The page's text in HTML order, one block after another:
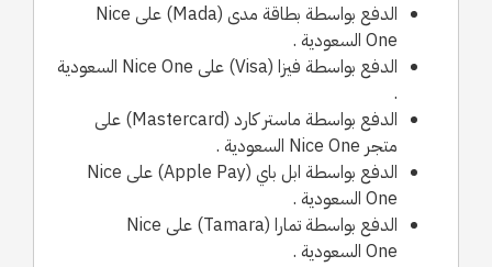
الدفع بواسطة بطاقة مدى (Mada) على Nice
One السعودية .
الدفع بواسطة فيزا (Visa) على Nice One السعودية
.
الدفع بواسطة ماستر كارد (Mastercard) على
متجر Nice One السعودية .
الدفع بواسطة ابل باي (Apple Pay) على Nice
One السعودية .
الدفع بواسطة تمارا (Tamara) على Nice
One السعودية .